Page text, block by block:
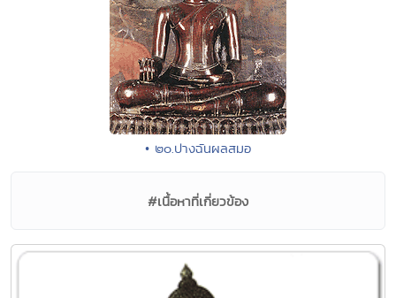
• ๒๐.ปางฉันผลสมอ
#เนื้อหาที่เกี่ยวข้อง